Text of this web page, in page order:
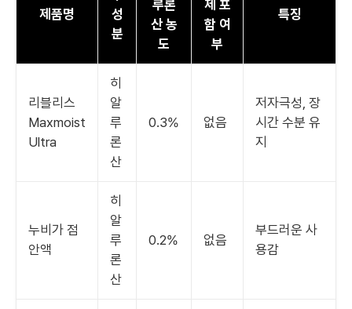
제품명
성
분
루론
산 농
도
제 포
함 여
부
특징
리블리스
Maxmoist
Ultra
히
알
루
론
산
0.3% 없음
저자극성, 장
시간 수분 유
지
누비가 점
안액
히
알
루
론
산
0.2% 없음
부드러운 사
용감